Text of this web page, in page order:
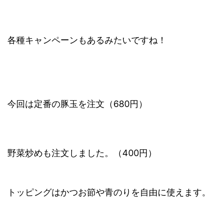
各種キャンペーンもあるみたいですね！
今回は定番の豚玉を注文（680円）
野菜炒めも注文しました。（400円）
トッピングはかつお節や青のりを自由に使えます。